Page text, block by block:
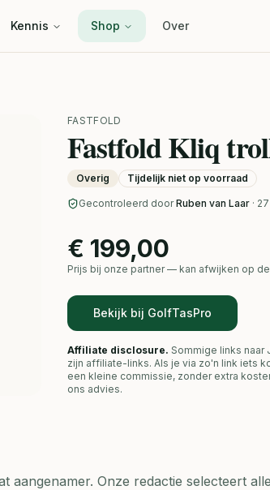
Kennis Shop Over
FASTFOLD
Fastfold Kliq
Overig Tijdelijk niet op voorraad
Gecontroleerd door Ruben van Laar ·
€ 199,00
Prijs bij onze partner — kan afwijken op
Bekijk bij GolfTasPro
Affiliate disclosure. Sommige links naar
zijn affiliate-links. Als je via zo'n link iets
een kleine commissie, zonder extra
ons advies.
aangenamer. Onze redactie selecteert